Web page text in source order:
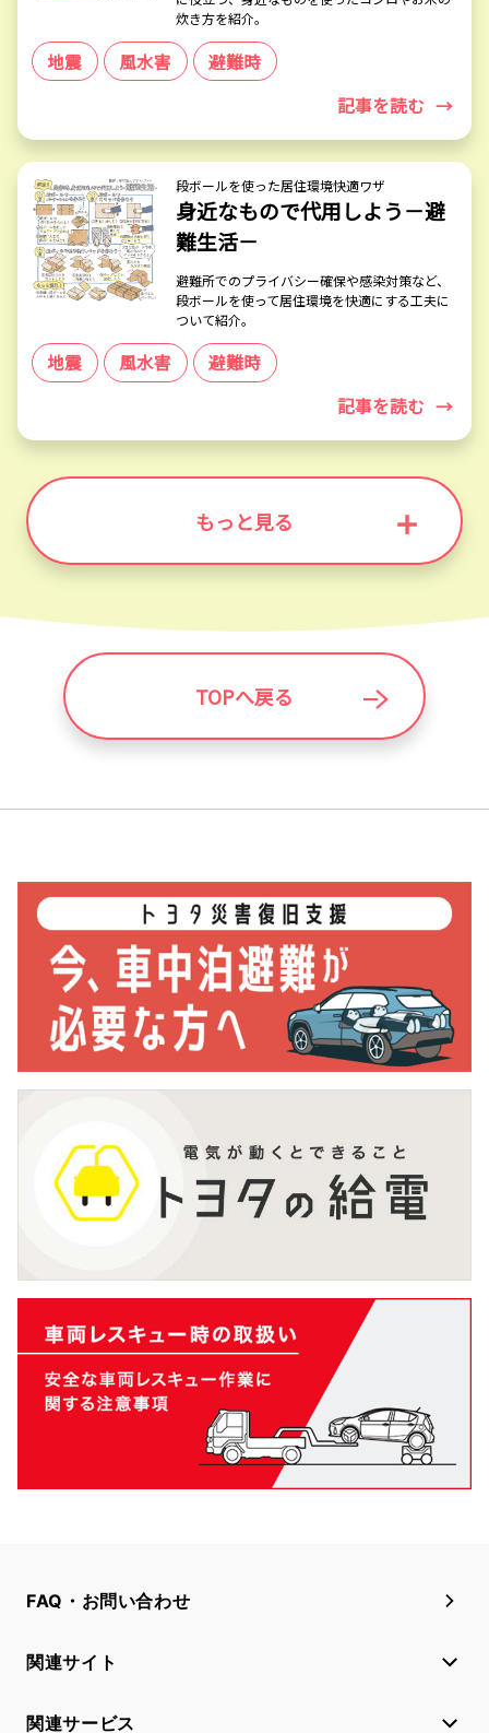
炊き方を紹介。
地震 風水害
避難時
記事を読む →
段ボールを使った居住環境快適ワザ
身近なもので代用しよう－避
難生活－
避難所でのプライバシー確保や感染対策など、
段ボールを使って居住環境を快適にする工夫に
ついて紹介。
地震 風水害
避難時
記事を読む →
もっと見る
TOPへ戻る
FAQ・お問い合わせ
関連サイト
関連サービス